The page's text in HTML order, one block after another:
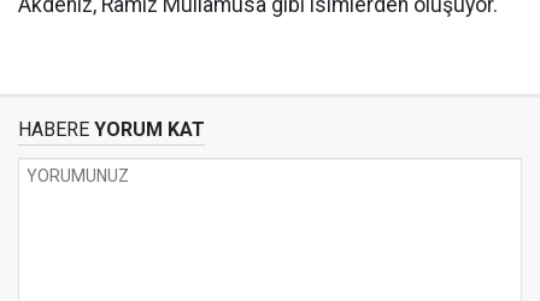
Akdeniz, Ramiz Mullamusa gibi isimlerden oluşuyor.
HABERE YORUM KAT